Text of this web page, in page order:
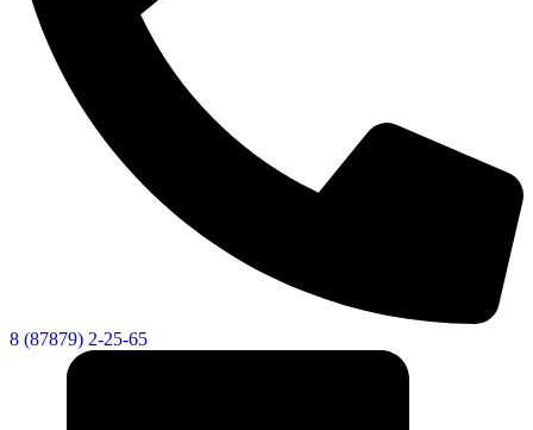
8 (87879) 2-25-65